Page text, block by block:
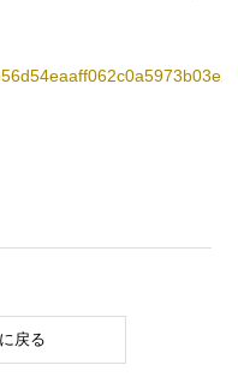
戻る